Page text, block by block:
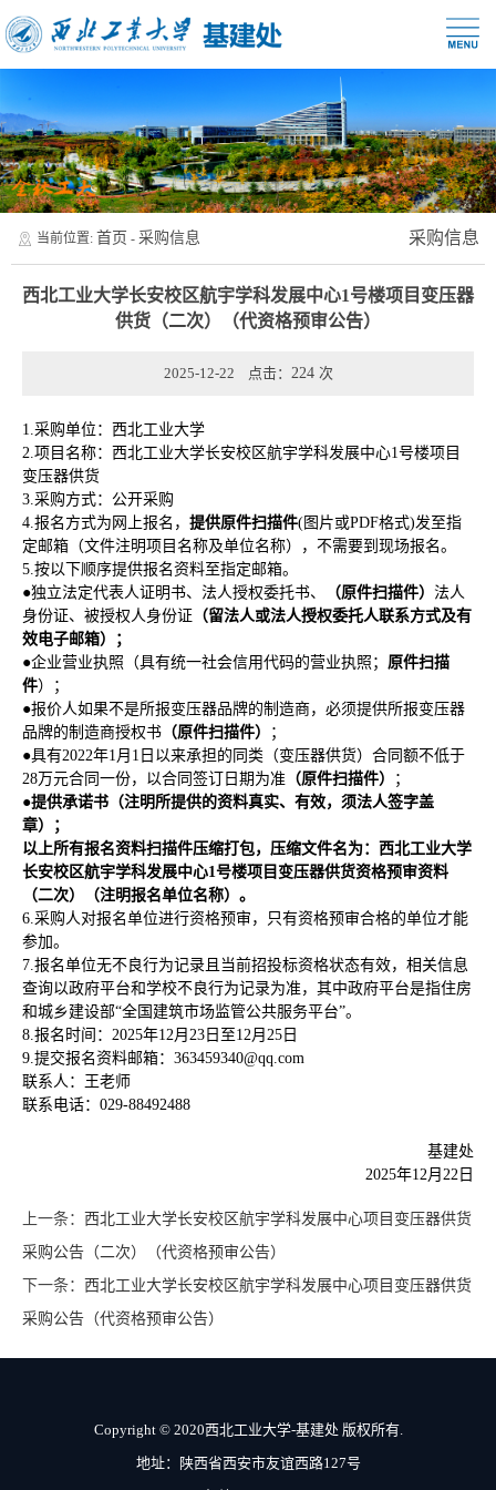
当前位置: 首页 - 采购信息 采购信息
西北工业大学长安校区航宇学科发展中心1号楼项目变压器
供货（二次）（代资格预审公告）
2025-12-22 点击： 224 次
1.采购单位：西北工业大学
2.项目名称：西北工业大学长安校区航宇学科发展中心1号楼项目
变压器供货
3.采购方式：公开采购
4.报名方式为网上报名， 提供原件扫描件(图片或PDF格式)发至指
定邮箱（文件注明项目名称及单位名称），不需要到现场报名。
5.按以下顺序提供报名资料至指定邮箱。
●独立法定代表人证明书、法人授权委托书、
（原件扫描件） 法人
身份证、被授权人身份证 （留法人或法人授权委托人联系方式及有
效电子邮箱）；
●企业营业执照（具有统一社会信用代码的营业执照； 原件扫描
件）；
●报价人如果不是所报变压器品牌的制造商，必须提供所报变压器
品牌的制造商授权书 （原件扫描件）
；
●具有2022年1月1日以来承担的同类（变压器供货）合同额不低于
28万元合同一份，以合同签订日期为准 （原件扫描件）
；
●提供承诺书（注明所提供的资料真实、有效，须法人签字盖
章）；
以上所有报名资料扫描件压缩打包，压缩文件名为： 西北工业大学
长安校区航宇学科发展中心1号楼项目变压器供货资格预审资料
（二次）
（注明报名单位名称）。
6.采购人对报名单位进行资格预审，只有资格预审合格的单位才能
参加。
7.报名单位无不良行为记录且当前招投标资格状态有效，相关信息
查询以政府平台和学校不良行为记录为准，其中政府平台是指住房
和城乡建设部“全国建筑市场监管公共服务平台”。
8.报名时间：2025年12月23日至12月25日
9.提交报名资料邮箱：363459340@qq.com
联系人：王老师
联系电话：029-88492488
基建处
2025年12月22日
上一条： 西北工业大学长安校区航宇学科发展中心项目变压器供货
采购公告（二次）（代资格预审公告）
下一条： 西北工业大学长安校区航宇学科发展中心项目变压器供货
采购公告（代资格预审公告）
Copyright © 2020西北工业大学-基建处 版权所有.
地址：陕西省西安市友谊西路127号